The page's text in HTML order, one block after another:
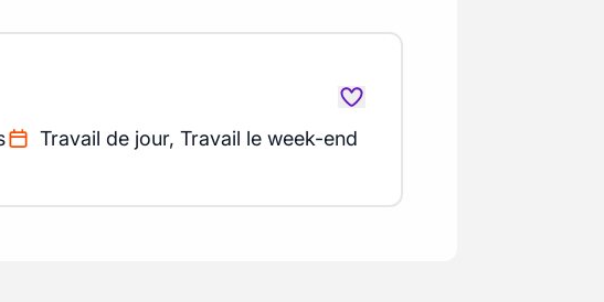
Travail de jour, Travail le week-end